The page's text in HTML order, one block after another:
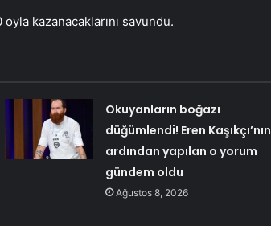
kazanacaklarını savundu.
Okuyanların boğazı
düğümlendi! Eren Kaşıkçı’nın
ardından yapılan o yorum
gündem oldu
Ağustos 8, 2026